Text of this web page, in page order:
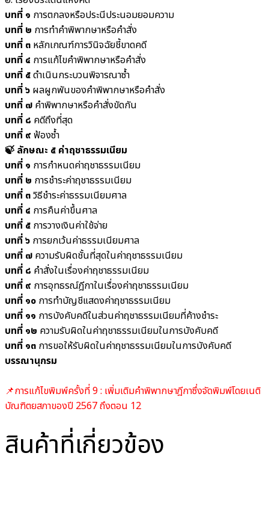
บทที่ ๑ การตกลงหรือประนีประนอมยอมความ
บทที่ ๒ การทำคำพิพากษาหรือคำสั่ง
บทที่ ๓ หลักเกณฑ์การวินิจฉัยชี้ขาดคดี
บทที่ ๔ การแก้ไขคำพิพากษาหรือคำสั่ง
บทที่ ๕ดำเนินกระบวนพิจารณาซ้ำ
บทที่ ๖ ผลผูกพันของคำพิพากษาหรือคำสั่ง
บทที่ ๗ คำพิพากษาหรือคำสั่งขัดกัน
บทที่ ๘ คดีถึงที่สุด
บทที่ ๙ ฟ้องซ้ำ
🍃 ลักษณะ ๕ ค่าฤชาธรรมเนียม
บทที่ ๑ การกำหนดค่าฤชาธรรมเนียม
บทที่ ๒ การชำระค่าฤชาธรรมเนียม
บทที่ ๓วิธีชำระค่าธรรมเนียมศาล
บทที่ ๔ การคืนค่าขึ้นศาล
บทที่ ๕ การวางเงินค่าใช้จ่าย
บทที่ ๖ การยกเว้นค่าธรรมเนียมศาล
บทที่ ๗ ความรับผิดชั้นที่สุดในค่าฤชาธรรมเนียม
บทที่ ๘ คำสั่งในเรื่องค่าฤชาธรรมเนียม
บทที่ ๙ การอุทธรณ์ฎีกาในเรื่องค่าฤชาธรรมเนียม
บทที่ ๑๐ การทำบัญชีแสดงค่าฤชาธรรมเนียม
บทที่ ๑๑ การบังคับคดีในส่วนค่าฤชาธรรมเนียมที่ค้างชำระ
บทที่ ๑๒ ความรับผิดในค่าฤชาธรรมเนียมในการบังคับคดี
บทที่ ๑๓ การขอให้รับผิดในค่าฤชาธรรมเนียมในการบังคับคดี
บรรณานุกรม
📌การแก้ไขพิมพ์ครั้งที่ 9 : เพิ่มเติมคำพิพากษาฎีกาซึ่งจัดพิมพ์โดยเนติ
บัณฑิตยสภาของปี 2567 ถึงตอน 12
สินค้าที่เกี่ยวข้อง